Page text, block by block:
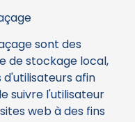
sont des
de stockage local,
afin
suivre l'utilisateur
web à des fins